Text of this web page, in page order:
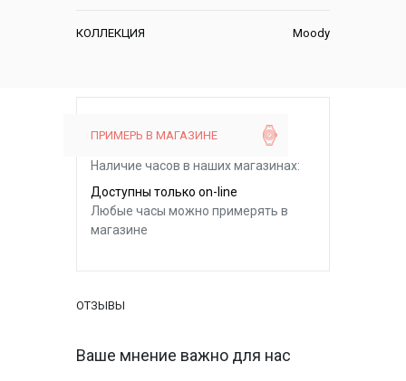
КОЛЛЕКЦИЯ Moody
ПРИМЕРЬ В МАГАЗИНЕ
Наличие часов в наших магазинах:
Доступны только on-line
Любые часы можно примерять в
магазине
ОТЗЫВЫ
Ваше мнение важно для нас